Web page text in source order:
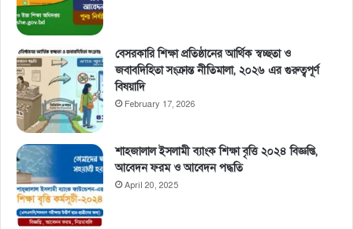
বেসরকারি শিক্ষা প্রতিষ্ঠানের আর্থিক স্বচ্ছতা ও
জবাবদিহিতা সংক্রান্ত নীতিমালা, ২০২৬ এর গুরুত্বপূর্ণ
বিষয়াদি
February 17, 2026
শাহজালাল ইসলামী ব্যাংক শিক্ষা বৃত্তি ২০২৪ বিজ্ঞপ্তি,
আবেদন ফরম ও আবেদন পদ্ধতি
April 20, 2025